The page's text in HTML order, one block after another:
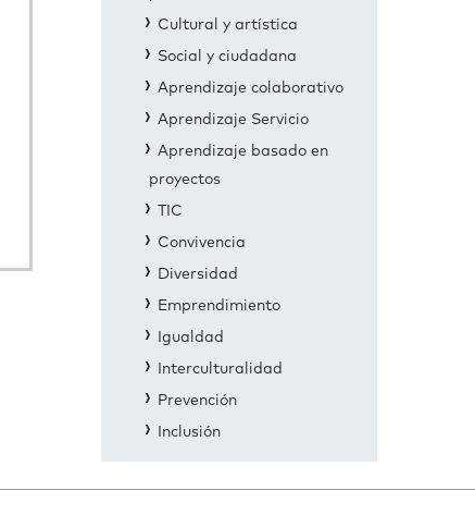
Cultural y artística
Social y ciudadana
Aprendizaje colaborativo
Aprendizaje Servicio
Aprendizaje basado en
proyectos
TIC
Convivencia
Diversidad
Emprendimiento
Igualdad
Interculturalidad
Prevención
Inclusión